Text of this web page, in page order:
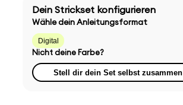
Dein Strickset konfigurieren
Wähle dein Anleitungsformat
Digital
Nicht deine Farbe?
Stell dir dein Set selbst zusammen